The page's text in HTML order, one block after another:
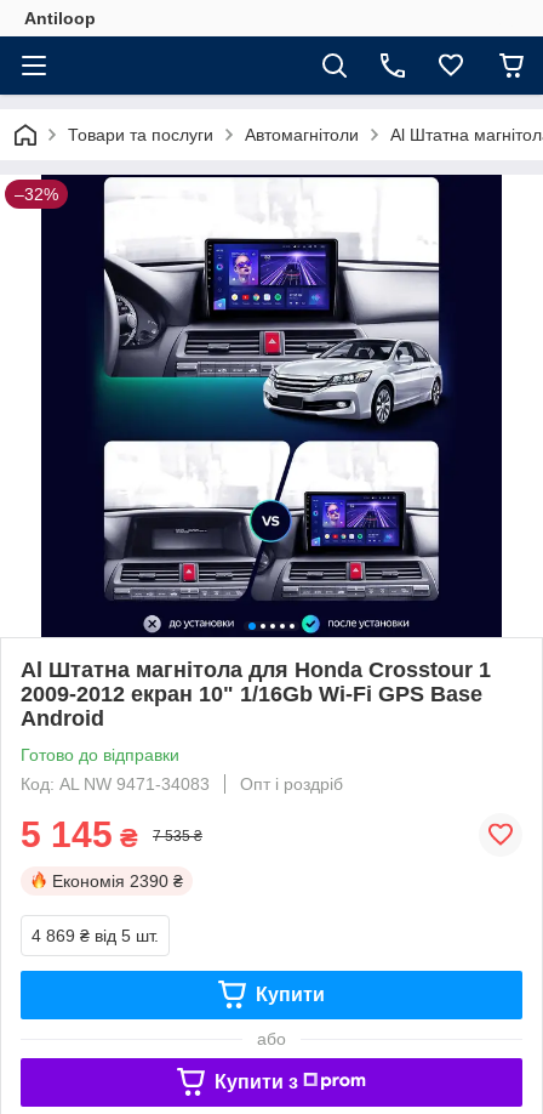
Antiloop
Товари та послуги Автомагнітоли Al Штатна
–32%
Al Штатна магнітола для Honda Crosstour 1
2009-2012 екран 10" 1/16Gb Wi-Fi GPS Base
Android
Готово до відправки
Код: AL NW 9471-34083
Опт і роздріб
5 145 ₴ 7 535 ₴
Економія 2390 ₴
4 869 ₴ від 5 шт.
Купити
або
Купити з